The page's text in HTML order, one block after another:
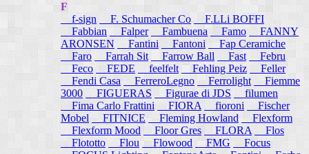
F
f-sign
F. Schumacher Co
F.LLi BOFFI
Fabbian
Falper Fambuena Famo
FANNY
ARONSEN
Fantini Fantoni
Fap Ceramiche
Faro
Farrah Sit Farrow Ball Fast
Febru
Feco
FEDE feelfelt Fehling Peiz
Feller
Fendi Casa
FerreroLegno Ferrolight
Fiemme
3000
FIGUERAS Figurae di JDS
filumen
Fima Carlo Frattini
FIORA fioroni
Fischer
Mobel
FITNICE Fleming Howland
Flexform
Flexform Mood
Floor Gres FLORA
Flos
Flototto
Flou Flowood FMG
Focus